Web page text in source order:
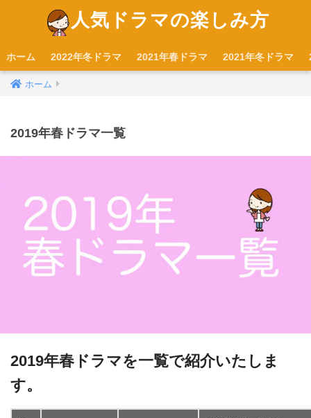
人気ドラマの楽しみ方
ホーム 2022年冬ドラマ 2021年春ドラマ 2021年冬ドラマ
ホーム
2019年春ドラマ一覧
2019年春ドラマを一覧で紹介いたしま
す。